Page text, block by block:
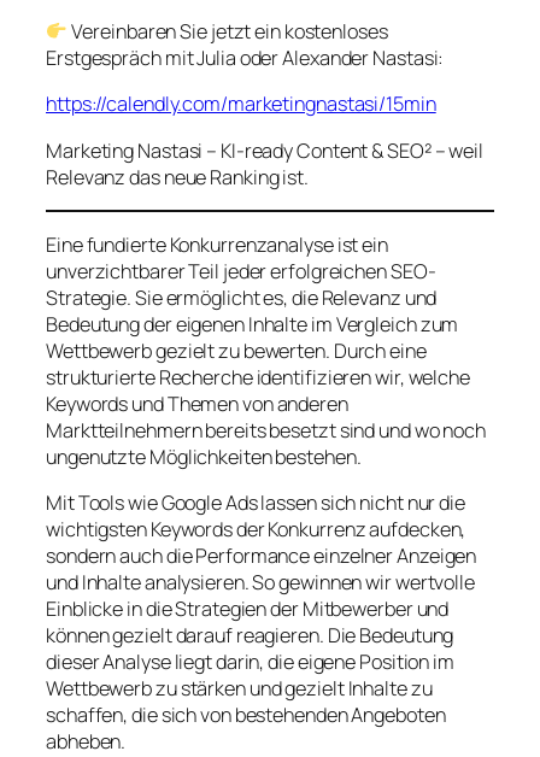
Vereinbaren Sie jetzt ein kostenloses
Erstgespräch mit Julia oder Alexander Nastasi:
https://calendly.com/marketingnastasi/15min
Marketing Nastasi – KI-ready Content & SEO² – weil
Relevanz das neue Ranking ist.
Eine fundierte Konkurrenzanalyse ist ein
unverzichtbarer Teil jeder erfolgreichen SEO-
Strategie. Sie ermöglicht es, die Relevanz und
Bedeutung der eigenen Inhalte im Vergleich zum
Wettbewerb gezielt zu bewerten. Durch eine
strukturierte Recherche identifizieren wir, welche
Keywords und Themen von anderen
Marktteilnehmern bereits besetzt sind und wo noch
ungenutzte Möglichkeiten bestehen.
Mit Tools wie Google Ads lassen sich nicht nur die
wichtigsten Keywords der Konkurrenz aufdecken,
sondern auch die Performance einzelner Anzeigen
und Inhalte analysieren. So gewinnen wir wertvolle
Einblicke in die Strategien der Mitbewerber und
können gezielt darauf reagieren. Die Bedeutung
dieser Analyse liegt darin, die eigene Position im
Wettbewerb zu stärken und gezielt Inhalte zu
schaffen, die sich von bestehenden Angeboten
abheben.